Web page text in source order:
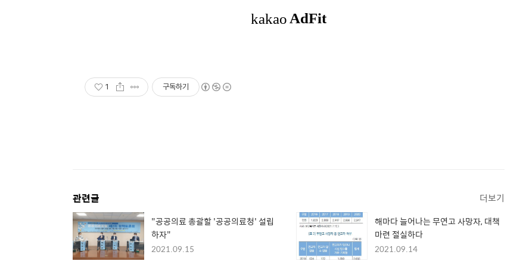
1 구독하기
관련글 더보기
"공공의료 총괄할 '공공의료청' 설립
하자"
2021.09.15
해마다 늘어나는 무연고 사망자, 대책
마련 절실하다
2021.09.14